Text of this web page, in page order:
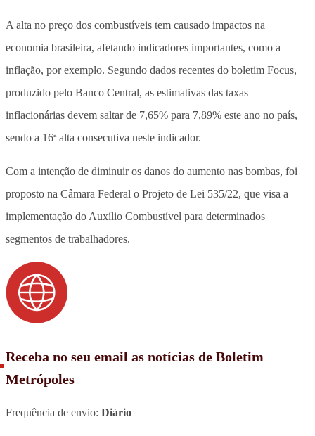
A alta no preço dos combustíveis tem causado impactos na
economia brasileira, afetando indicadores importantes, como a
inflação, por exemplo. Segundo dados recentes do boletim Focus,
produzido pelo Banco Central, as estimativas das taxas
inflacionárias devem saltar de 7,65% para 7,89% este ano no país,
sendo a 16ª alta consecutiva neste indicador.
Com a intenção de diminuir os danos do aumento nas bombas, foi
proposto na Câmara Federal o Projeto de Lei 535/22, que visa a
implementação do Auxílio Combustível para determinados
segmentos de trabalhadores.
Receba no seu email as notícias de Boletim
Metrópoles
Frequência de envio: Diário